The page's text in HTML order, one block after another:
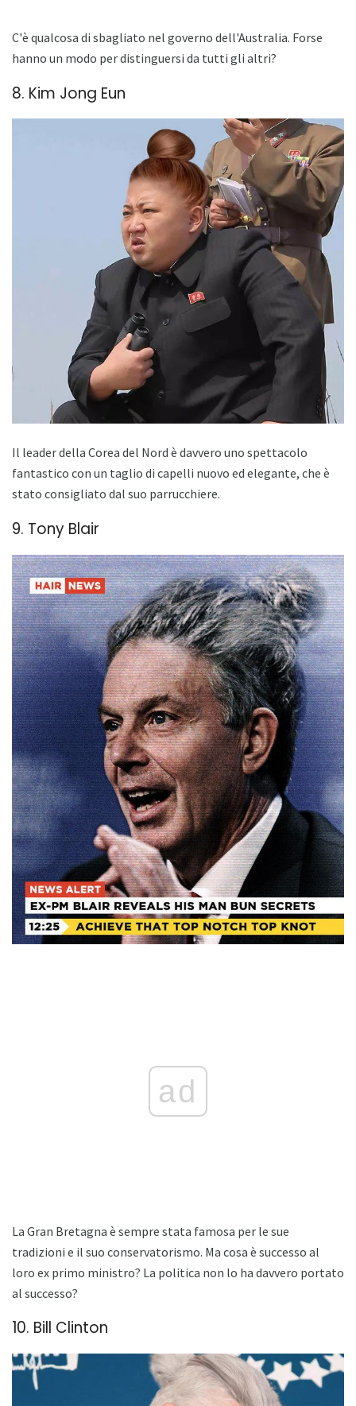
C'è qualcosa di sbagliato nel governo dell'Australia. Forse
hanno un modo per distinguersi da tutti gli altri?
8. Kim Jong Eun
Il leader della Corea del Nord è davvero uno spettacolo
fantastico con un taglio di capelli nuovo ed elegante, che è
stato consigliato dal suo parrucchiere.
9. Tony Blair
ad
La Gran Bretagna è sempre stata famosa per le sue
tradizioni e il suo conservatorismo. Ma cosa è successo al
loro ex primo ministro? La politica non lo ha davvero portato
al successo?
10. Bill Clinton